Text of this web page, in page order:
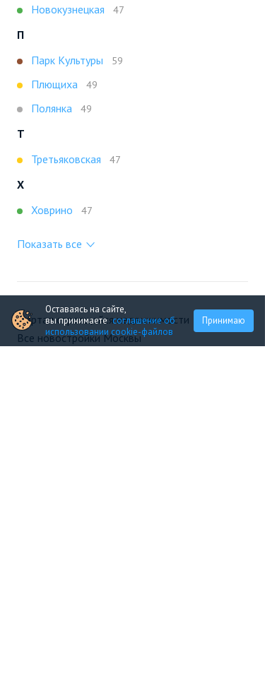
Оставаясь на сайте,
вы принимаете соглашение об
использовании cookie-файлов
Принимаю
Новокузнецкая 47
П
Парк Культуры
59
Плющиха 49
Полянка 49
Т
Третьяковская
47
Х
Ховрино
47
Показать все
Портал строящейся недвижимости
Все новостройки Москвы